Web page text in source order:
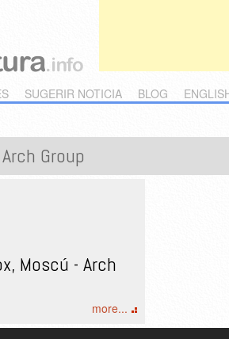
SUGERIR NOTICIA BLOG
Arch Group
Moscú - Arch
more...